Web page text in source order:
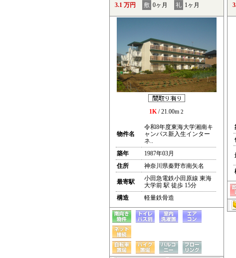
3.1 万円 敷 0ヶ月 礼 1ヶ月
1K/ 21.00m 2
物件名
令和8年度東海大学湘南キ
ャンパス新入生インター
ネ..
築年
1987年03月
住所
神奈川県秦野市南矢名
最寄駅
小田急電鉄小田原線 東海
大学前 駅 徒歩 15分
構造
軽量鉄骨造